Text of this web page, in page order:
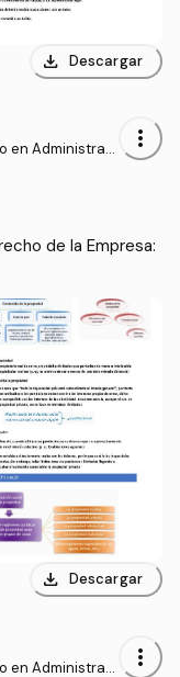
download Descargar
en Administraci
more_vert
de la Empresa:
download Descargar
en Administraci
more_vert